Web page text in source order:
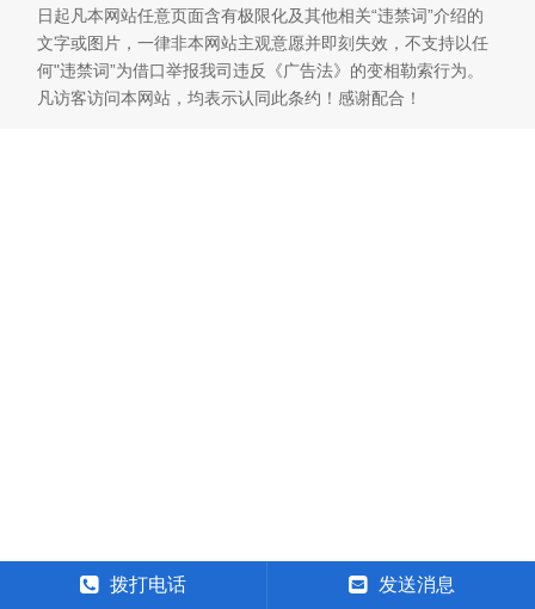
日起凡本网站任意页面含有极限化及其他相关“违禁词”介绍的
文字或图片，一律非本网站主观意愿并即刻失效，不支持以任
何"违禁词”为借口举报我司违反《广告法》的变相勒索行为。
凡访客访问本网站，均表示认同此条约！感谢配合！
拨打电话 发送消息